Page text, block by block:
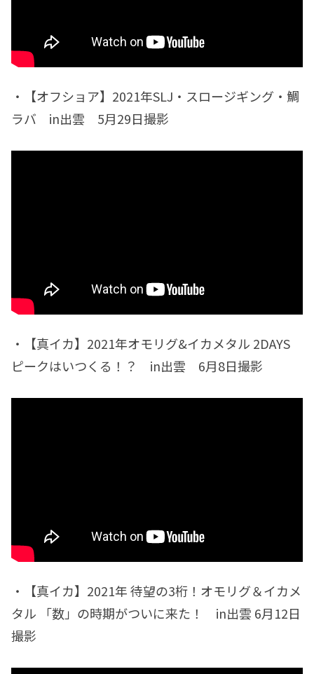
・【オフショア】2021年SLJ・スロージギング・鯛
ラバ in出雲 5月29日撮影
・【真イカ】2021年オモリグ&イカメタル 2DAYS
ピークはいつくる！？ in出雲 6月8日撮影
・【真イカ】2021年 待望の3桁！オモリグ＆イカメ
タル 「数」の時期がついに来た！ in出雲 6月12日
撮影